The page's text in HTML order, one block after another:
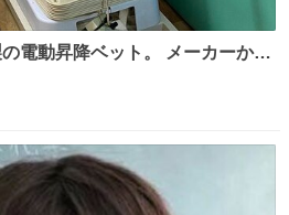
降ベット。 メーカーから
の父が治しま
いる横で、